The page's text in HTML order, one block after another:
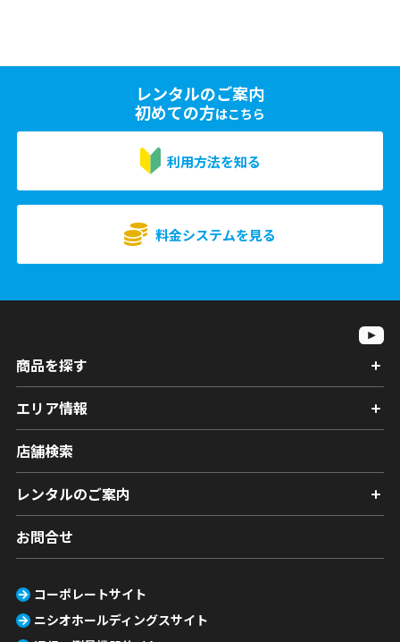
レンタルのご案内
初めての方はこちら
利用方法を知る
料金システムを見る
商品を探す
エリア情報
店舗検索
レンタルのご案内
お問合せ
コーポレートサイト
ニシオホールディングスサイト